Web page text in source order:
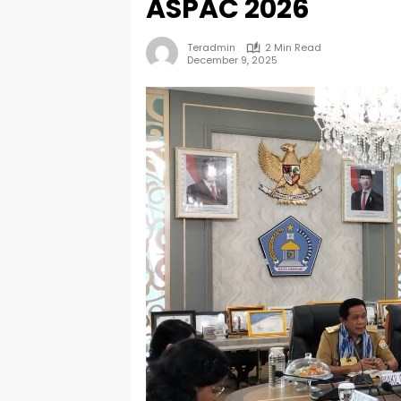
ASPAC 2026
Teradmin
2 Min Read
December 9, 2025